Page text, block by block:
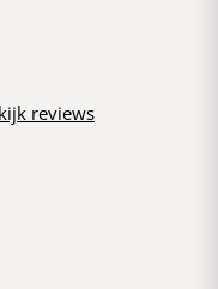
reviews